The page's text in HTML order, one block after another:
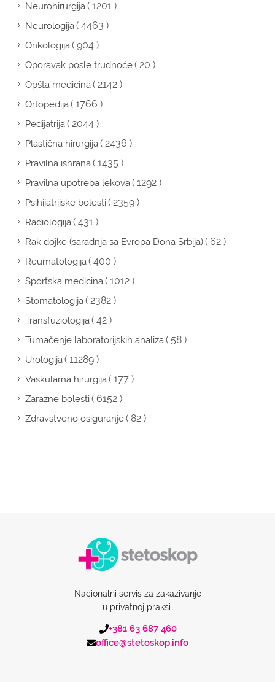
Neurohirurgija( 1201 )
Neurologija( 4463 )
Onkologija( 904 )
Oporavak posle trudnoće( 20 )
Opšta medicina( 2142 )
Ortopedija( 1766 )
Pedijatrija( 2044 )
Plastična hirurgija( 2436 )
Pravilna ishrana( 1435 )
Pravilna upotreba lekova( 1292 )
Psihijatrijske bolesti( 2359 )
Radiologija( 431 )
Rak dojke (saradnja sa Evropa Dona Srbija)( 62 )
Reumatologija( 400 )
Sportska medicina( 1012 )
Stomatologija( 2382 )
Transfuziologija( 42 )
Tumačenje laboratorijskih analiza( 58 )
Urologija( 11289 )
Vaskularna hirurgija( 177 )
Zarazne bolesti( 6152 )
Zdravstveno osiguranje( 82 )
Nacionalni servis za zakazivanje
u privatnoj praksi.
+381 63 687 460
office@stetoskop.info